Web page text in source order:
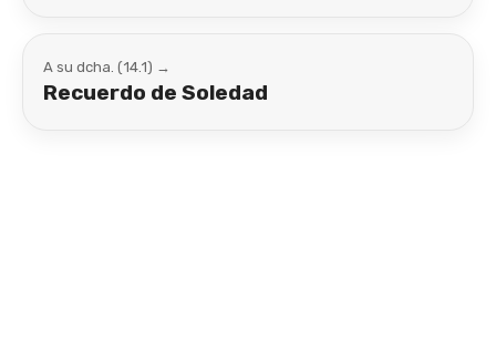
A su dcha. (14.1) →
Recuerdo de Soledad